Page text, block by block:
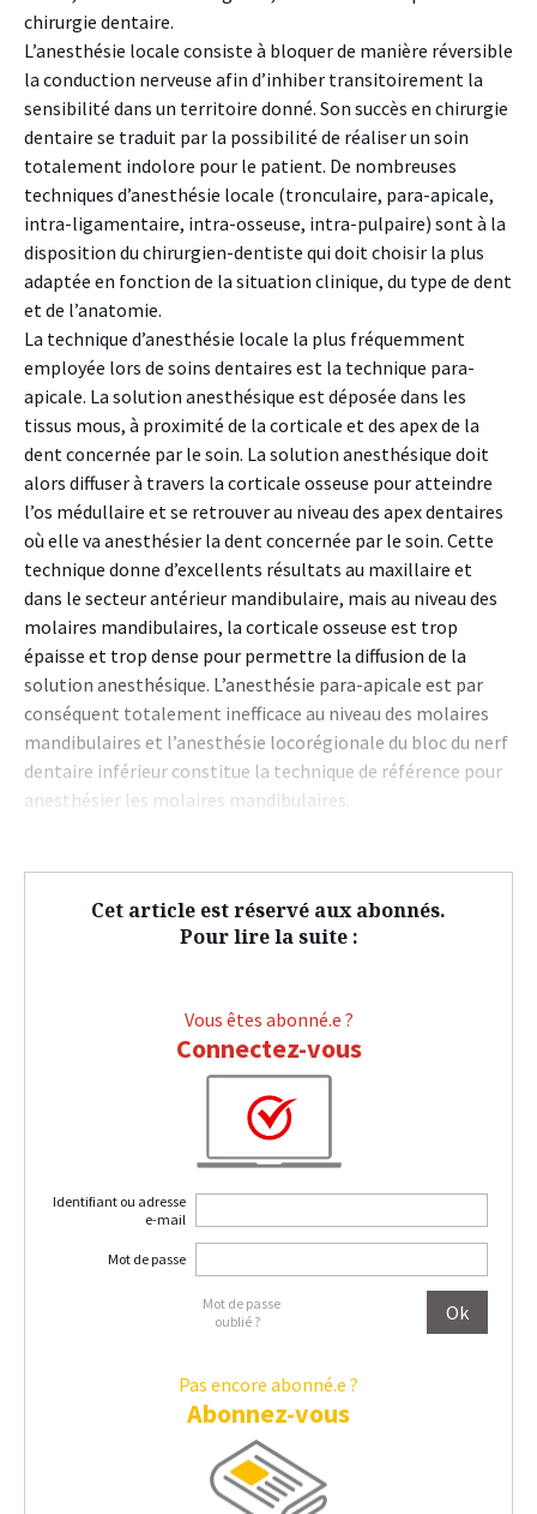
chirurgie dentaire.
L’anesthésie locale consiste à bloquer de manière réversible
la conduction nerveuse afin d’inhiber transitoirement la
sensibilité dans un territoire donné. Son succès en chirurgie
dentaire se traduit par la possibilité de réaliser un soin
totalement indolore pour le patient. De nombreuses
techniques d’anesthésie locale (tronculaire, para-apicale,
intra-ligamentaire, intra-osseuse, intra-pulpaire) sont à la
disposition du chirurgien-dentiste qui doit choisir la plus
adaptée en fonction de la situation clinique, du type de dent
et de l’anatomie.
La technique d’anesthésie locale la plus fréquemment
employée lors de soins dentaires est la technique para-
apicale. La solution anesthésique est déposée dans les
tissus mous, à proximité de la corticale et des apex de la
dent concernée par le soin. La solution anesthésique doit
alors diffuser à travers la corticale osseuse pour atteindre
l’os médullaire et se retrouver au niveau des apex dentaires
où elle va anesthésier la dent concernée par le soin. Cette
technique donne d’excellents résultats au maxillaire et
dans le secteur antérieur mandibulaire, mais au niveau des
molaires mandibulaires, la corticale osseuse est trop
épaisse et trop dense pour permettre la diffusion de la
solution anesthésique. L’anesthésie para-apicale est par
conséquent totalement inefficace au niveau des molaires
mandibulaires et l’anesthésie locorégionale du bloc du nerf
dentaire inférieur constitue la technique de référence pour
anesthésier les molaires mandibulaires.
Cet article est réservé aux abonnés.
Pour lire la suite :
Vous êtes abonné.e ?
Connectez-vous
Identifiant ou adresse
e-mail
Mot de passe
Mot de passe
oublié ?
Pas encore abonné.e ?
Abonnez-vous